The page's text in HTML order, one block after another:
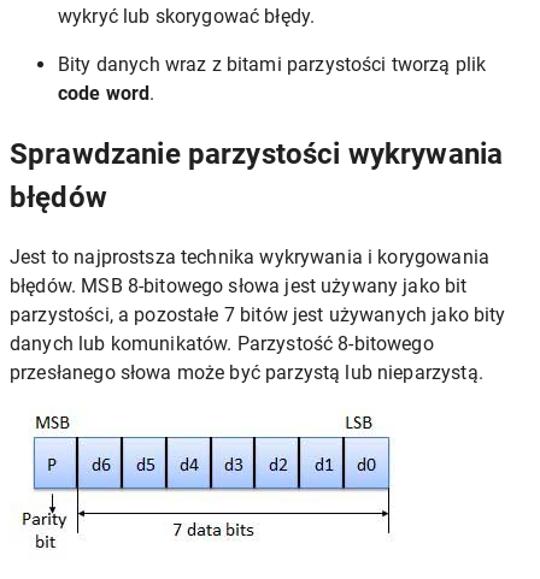
wykryć lub skorygować błędy.
Bity danych wraz z bitami parzystości tworzą plik
code word.
Sprawdzanie parzystości wykrywania
błędów
Jest to najprostsza technika wykrywania i korygowania
błędów. MSB 8-bitowego słowa jest używany jako bit
parzystości, a pozostałe 7 bitów jest używanych jako bity
danych lub komunikatów. Parzystość 8-bitowego
przesłanego słowa może być parzystą lub nieparzystą.